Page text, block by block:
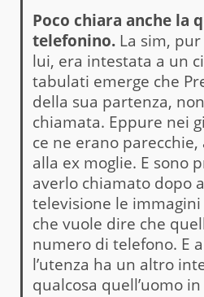
Poco chiara anche la
telefonino.La sim, pur
lui, era intestata a un
tabulati emerge che
della sua partenza,
chiamata. Eppure nei
ce ne erano
alla ex moglie. E sono
averlo chiamato dopo
televisione le immagini
che vuole dire che
numero di telefono. E
l’utenza ha un altro
qualcosa quell’uomo